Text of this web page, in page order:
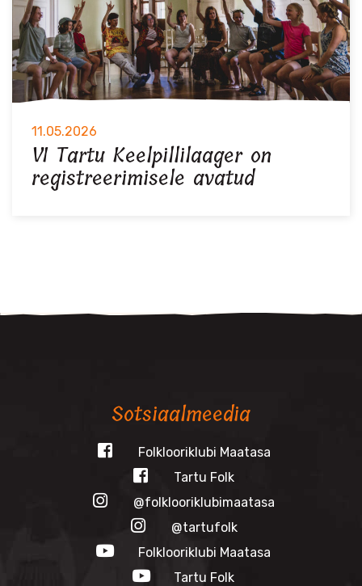
11.05.2026
VI Tartu Keelpillilaager on
registreerimisele avatud
Sotsiaalmeedia
Folklooriklubi Maatasa
Tartu Folk
@folklooriklubimaatasa
@tartufolk
Folklooriklubi Maatasa
Tartu Folk